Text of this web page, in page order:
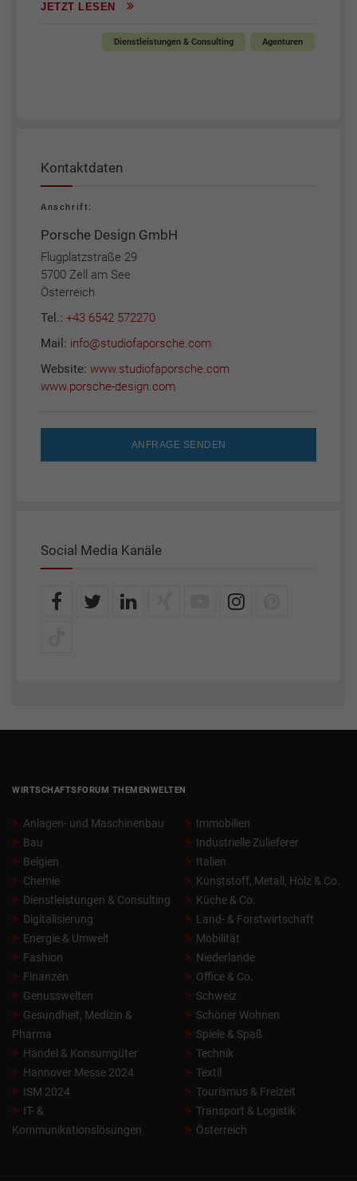
JETZT LESEN
Dienstleistungen & Consulting Agenturen
Kontaktdaten
Anschrift:
Porsche Design GmbH
Flugplatzstraße 29
5700 Zell am See
Österreich
Tel.: +43 6542 572270
Mail: info@studiofaporsche.com
Website: www.studiofaporsche.com
www.porsche-design.com
ANFRAGE SENDEN
Social Media Kanäle
WIRTSCHAFTSFORUM THEMENWELTEN
Anlagen- und Maschinenbau
Bau
Belgien
Chemie
Dienstleistungen & Consulting
Digitalisierung
Energie & Umwelt
Fashion
Finanzen
Genusswelten
Gesundheit, Medizin &
Pharma
Handel & Konsumgüter
Hannover Messe 2024
ISM 2024
IT- &
Kommunikationslösungen
Immobilien
Industrielle Zulieferer
Italien
Kunststoff, Metall, Holz & Co.
Küche & Co.
Land- & Forstwirtschaft
Mobilität
Niederlande
Office & Co.
Schweiz
Schöner Wohnen
Spiele & Spaß
Technik
Textil
Tourismus & Freizeit
Transport & Logistik
Österreich